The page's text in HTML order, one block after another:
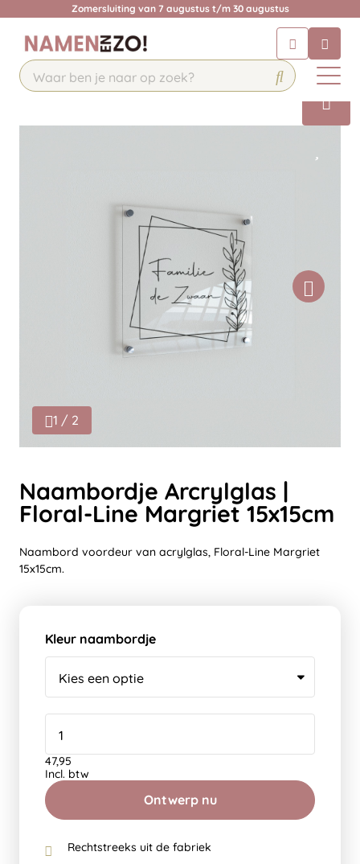
Zomersluiting van 7 augustus t/m 30 augustus
Chat 24/7 met onze chatbot voor
hulp
Contact
1 / 2
Naambordje Arcrylglas |
Floral-Line Margriet 15x15cm
Naambord voordeur van acrylglas, Floral-Line Margriet
15x15cm.
Kleur naambordje
Ontwerp nu
47,95
Incl. btw
Rechtstreeks uit de fabriek